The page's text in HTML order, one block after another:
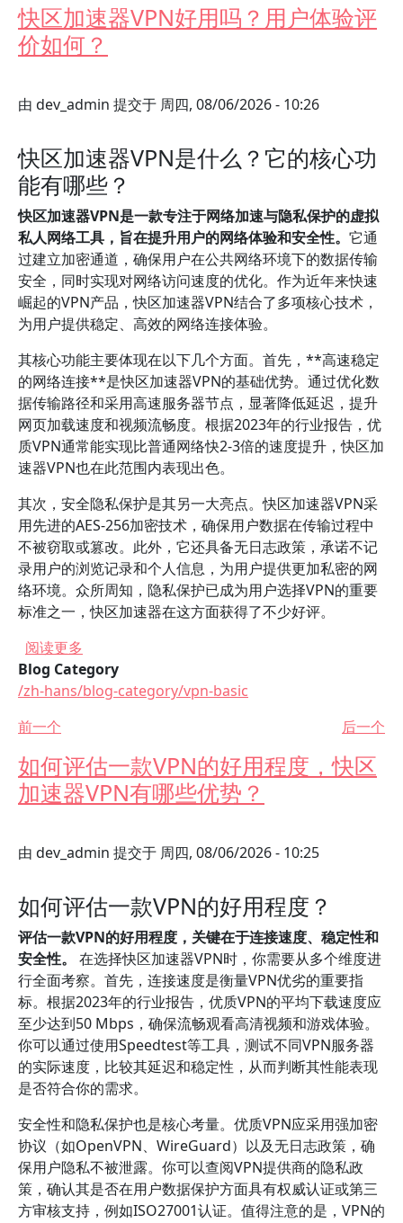
快区加速器VPN好用吗？用户体验评
价如何？
由 dev_admin 提交于 周四, 08/06/2026 - 10:26
快区加速器VPN是什么？它的核心功
能有哪些？
快区加速器VPN是一款专注于网络加速与隐私保护的虚拟
私人网络工具，旨在提升用户的网络体验和安全性。 它通
过建立加密通道，确保用户在公共网络环境下的数据传输
安全，同时实现对网络访问速度的优化。作为近年来快速
崛起的VPN产品，快区加速器VPN结合了多项核心技术，
为用户提供稳定、高效的网络连接体验。
其核心功能主要体现在以下几个方面。首先，**高速稳定
的网络连接**是快区加速器VPN的基础优势。通过优化数
据传输路径和采用高速服务器节点，显著降低延迟，提升
网页加载速度和视频流畅度。根据2023年的行业报告，优
质VPN通常能实现比普通网络快2-3倍的速度提升，快区加
速器VPN也在此范围内表现出色。
其次，安全隐私保护是其另一大亮点。快区加速器VPN采
用先进的AES-256加密技术，确保用户数据在传输过程中
不被窃取或篡改。此外，它还具备无日志政策，承诺不记
录用户的浏览记录和个人信息，为用户提供更加私密的网
络环境。众所周知，隐私保护已成为用户选择VPN的重要
标准之一，快区加速器在这方面获得了不少好评。
阅读更多
Blog Category
/zh-hans/blog-category/vpn-basic
前一个
后一个
如何评估一款VPN的好用程度，快区
加速器VPN有哪些优势？
由 dev_admin 提交于 周四, 08/06/2026 - 10:25
如何评估一款VPN的好用程度？
评估一款VPN的好用程度，关键在于连接速度、稳定性和
安全性。
在选择快区加速器VPN时，你需要从多个维度进
行全面考察。首先，连接速度是衡量VPN优劣的重要指
标。根据2023年的行业报告，优质VPN的平均下载速度应
至少达到50 Mbps，确保流畅观看高清视频和游戏体验。
你可以通过使用Speedtest等工具，测试不同VPN服务器
的实际速度，比较其延迟和稳定性，从而判断其性能表现
是否符合你的需求。
安全性和隐私保护也是核心考量。优质VPN应采用强加密
协议（如OpenVPN、WireGuard）以及无日志政策，确
保用户隐私不被泄露。你可以查阅VPN提供商的隐私政
策，确认其是否在用户数据保护方面具有权威认证或第三
方审核支持，例如ISO27001认证。值得注意的是，VPN的